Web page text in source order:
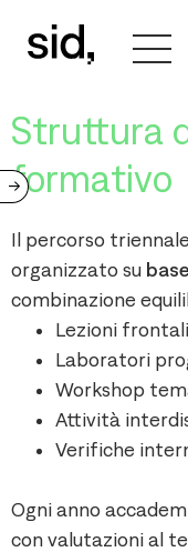
Struttura
formativo
Il percorso
organizzato su
combinazione
Lezioni frontali
Laboratori
Workshop
Attività
Verifiche
Ogni anno
con valutazioni al
->